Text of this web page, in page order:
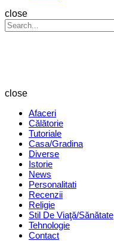
Search
close
Search
for:
close
Afaceri
Călătorie
Tutoriale
Casa/Gradina
Diverse
Istorie
News
Personalitati
Recenzii
Religie
Stil De Viaţă/Sănătate
Tehnologie
Contact